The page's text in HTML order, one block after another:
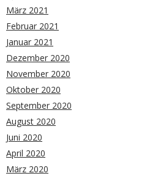
März 2021
Februar 2021
Januar 2021
Dezember 2020
November 2020
Oktober 2020
September 2020
August 2020
Juni 2020
April 2020
März 2020